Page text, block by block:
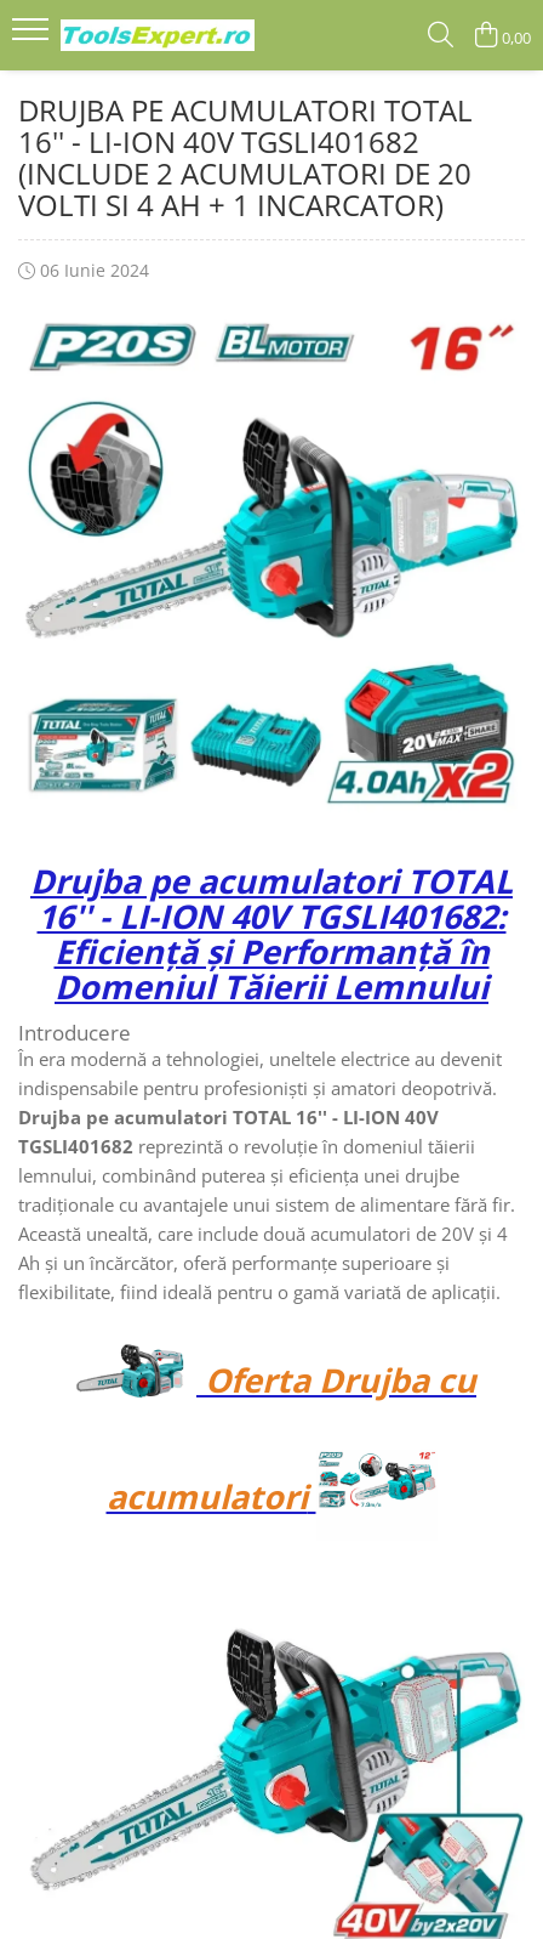
Produse
Total
0,00
DRUJBA PE ACUMULATORI TOTAL
16'' - LI-ION 40V TGSLI401682
(INCLUDE 2 ACUMULATORI DE 20
VOLTI SI 4 AH + 1 INCARCATOR)
06 Iunie 2024
Drujba pe acumulatori TOTAL
16'' - LI-ION 40V TGSLI401682:
Eficiență și Performanță în
Domeniul Tăierii Lemnului
Introducere
În era modernă a tehnologiei, uneltele electrice au devenit
indispensabile pentru profesioniști și amatori deopotrivă.
Drujba pe acumulatori TOTAL 16'' - LI-ION 40V
TGSLI401682 reprezintă o revoluție în domeniul tăierii
lemnului, combinând puterea și eficiența unei drujbe
tradiționale cu avantajele unui sistem de alimentare fără fir.
Această unealtă, care include două acumulatori de 20V și 4
Ah și un încărcător, oferă performanțe superioare și
flexibilitate, fiind ideală pentru o gamă variată de aplicații.
Oferta Drujba cu
acumulatori